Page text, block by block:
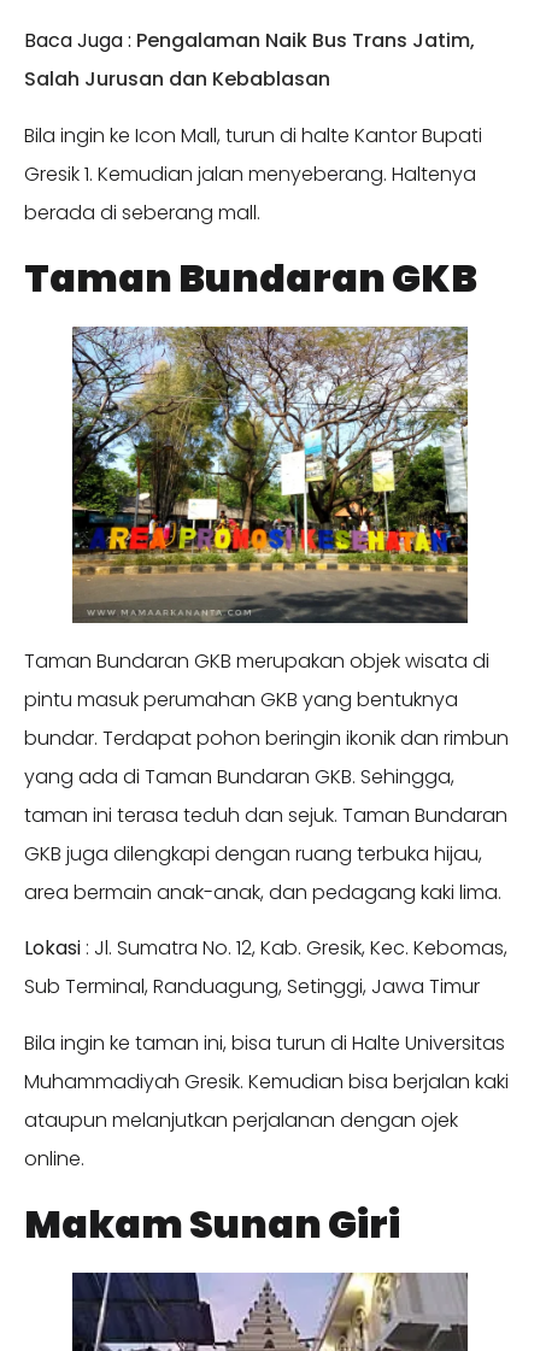
Baca Juga : Pengalaman Naik Bus Trans Jatim,
Salah Jurusan dan Kebablasan
Bila ingin ke Icon Mall, turun di halte Kantor Bupati
Gresik 1. Kemudian jalan menyeberang. Haltenya
berada di seberang mall.
Taman Bundaran GKB
Taman Bundaran GKB merupakan objek wisata di
pintu masuk perumahan GKB yang bentuknya
bundar. Terdapat pohon beringin ikonik dan rimbun
yang ada di Taman Bundaran GKB. Sehingga,
taman ini terasa teduh dan sejuk. Taman Bundaran
GKB juga dilengkapi dengan ruang terbuka hijau,
area bermain anak-anak, dan pedagang kaki lima.
Lokasi : Jl. Sumatra No. 12, Kab. Gresik, Kec. Kebomas,
Sub Terminal, Randuagung, Setinggi, Jawa Timur
Bila ingin ke taman ini, bisa turun di Halte Universitas
Muhammadiyah Gresik. Kemudian bisa berjalan kaki
ataupun melanjutkan perjalanan dengan ojek
online.
Makam Sunan Giri